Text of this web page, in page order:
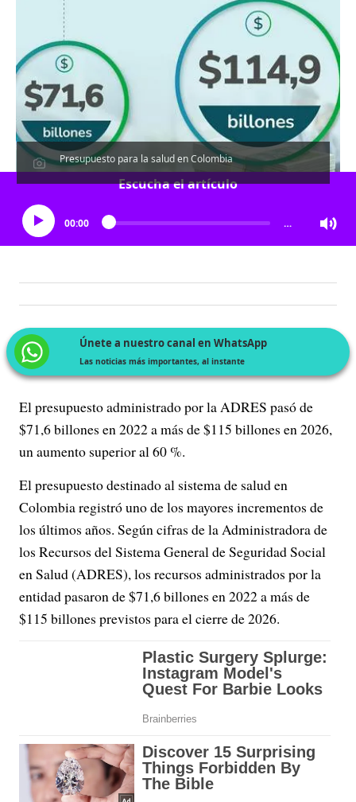
Presupuesto para la salud en Colombia
Escucha el artículo
00:00 …
Únete a nuestro canal en WhatsApp
Las noticias más importantes, al instante
El presupuesto administrado por la ADRES pasó de
$71,6 billones en 2022 a más de $115 billones en 2026,
un aumento superior al 60 %.
El presupuesto destinado al sistema de salud en
Colombia registró uno de los mayores incrementos de
los últimos años. Según cifras de la Administradora de
los Recursos del Sistema General de Seguridad Social
en Salud (ADRES), los recursos administrados por la
entidad pasaron de $71,6 billones en 2022 a más de
$115 billones previstos para el cierre de 2026.